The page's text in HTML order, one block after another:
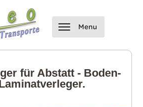
für Abstatt - Boden-